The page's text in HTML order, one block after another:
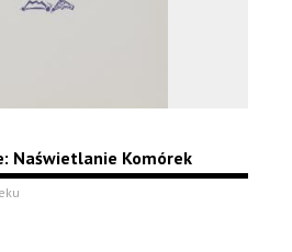
Naświetlanie Komórek